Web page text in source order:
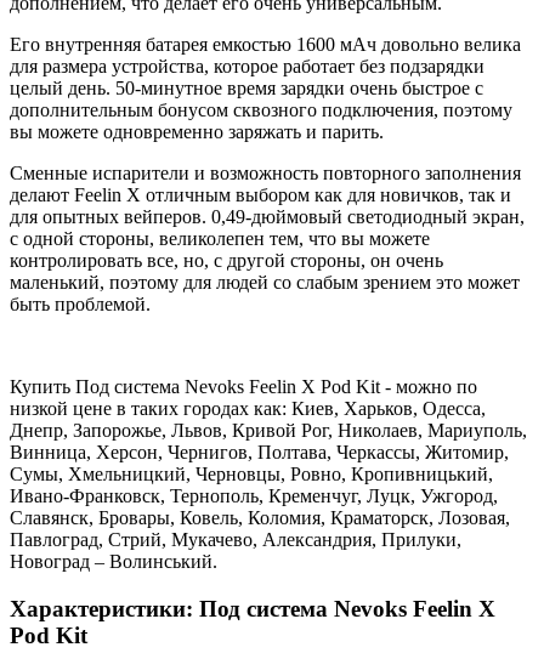
Его внутренняя батарея емкостью 1600 мАч довольно велика
для размера устройства, которое работает без подзарядки
целый день. 50-минутное время зарядки очень быстрое с
дополнительным бонусом сквозного подключения, поэтому
вы можете одновременно заряжать и парить.
Сменные испарители и возможность повторного заполнения
делают Feelin X отличным выбором как для новичков, так и
для опытных вейперов. 0,49-дюймовый светодиодный экран,
с одной стороны, великолепен тем, что вы можете
контролировать все, но, с другой стороны, он очень
маленький, поэтому для людей со слабым зрением это может
быть проблемой.
Купить Под система Nevoks Feelin X Pod Kit - можно по
низкой цене в таких городах как: Киев, Харьков, Одесса,
Днепр, Запорожье, Львов, Кривой Рог, Николаев, Мариуполь,
Винница, Херсон, Чернигов, Полтава, Черкассы, Житомир,
Сумы, Хмельницкий, Черновцы, Ровно, Кропивницький,
Ивано-Франковск, Тернополь, Кременчуг, Луцк, Ужгород,
Славянск, Бровары, Ковель, Коломия, Краматорск, Лозовая,
Павлоград, Стрий, Мукачево, Александрия, Прилуки,
Новоград – Волинський.
Характеристики: Под система Nevoks Feelin X
Pod Kit